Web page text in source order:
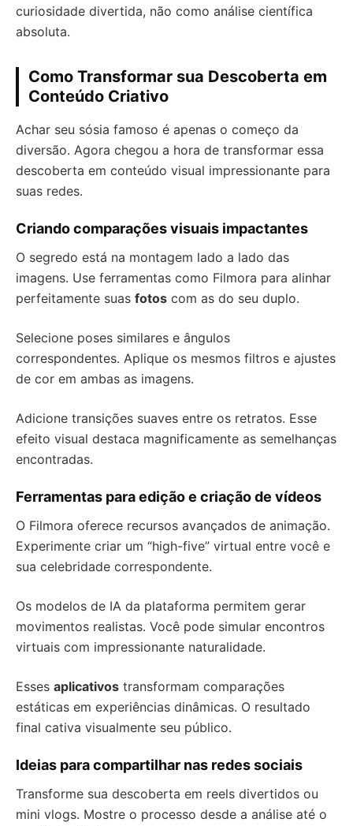
curiosidade divertida, não como análise científica
absoluta.
Como Transformar sua Descoberta em
Conteúdo Criativo
Achar seu sósia famoso é apenas o começo da
diversão. Agora chegou a hora de transformar essa
descoberta em conteúdo visual impressionante para
suas redes.
Criando comparações visuais impactantes
O segredo está na montagem lado a lado das
imagens. Use ferramentas como Filmora para alinhar
perfeitamente suas fotos com as do seu duplo.
Selecione poses similares e ângulos
correspondentes. Aplique os mesmos filtros e ajustes
de cor em ambas as imagens.
Adicione transições suaves entre os retratos. Esse
efeito visual destaca magnificamente as semelhanças
encontradas.
Ferramentas para edição e criação de vídeos
O Filmora oferece recursos avançados de animação.
Experimente criar um “high-five” virtual entre você e
sua celebridade correspondente.
Os modelos de IA da plataforma permitem gerar
movimentos realistas. Você pode simular encontros
virtuais com impressionante naturalidade.
Esses aplicativos transformam comparações
estáticas em experiências dinâmicas. O resultado
final cativa visualmente seu público.
Ideias para compartilhar nas redes sociais
Transforme sua descoberta em reels divertidos ou
mini vlogs. Mostre o processo desde a análise até o